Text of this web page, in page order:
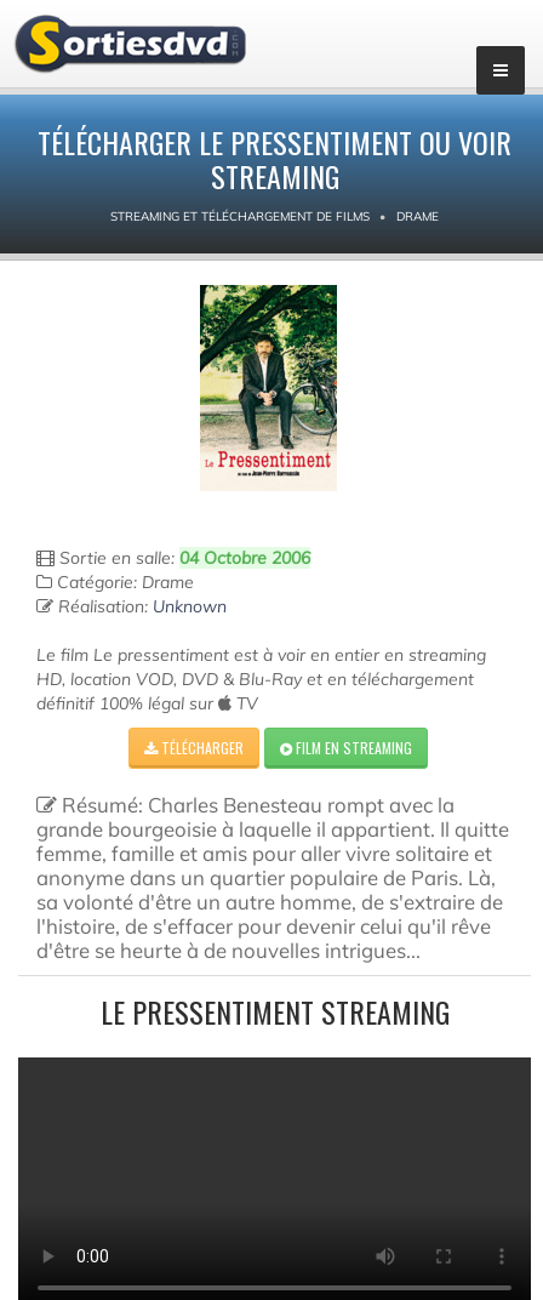
TÉLÉCHARGER LE PRESSENTIMENT OU VOIR
STREAMING
STREAMING ET TÉLÉCHARGEMENT DE FILMS DRAME
Sortie en salle: 04 Octobre 2006
Catégorie: Drame
Réalisation: Unknown
Le film Le pressentiment est à voir en entier en streaming
HD, location VOD, DVD & Blu-Ray et en téléchargement
définitif 100% légal sur
TV
TÉLÉCHARGER FILM EN STREAMING
Résumé: Charles Benesteau rompt avec la
grande bourgeoisie à laquelle il appartient. Il quitte
femme, famille et amis pour aller vivre solitaire et
anonyme dans un quartier populaire de Paris. Là,
sa volonté d'être un autre homme, de s'extraire de
l'histoire, de s'effacer pour devenir celui qu'il rêve
d'être se heurte à de nouvelles intrigues...
LE PRESSENTIMENT STREAMING